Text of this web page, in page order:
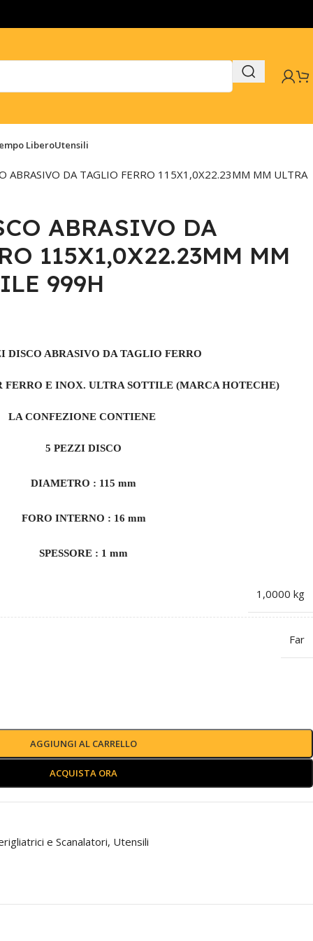
LiberoUtensili
ABRASIVO DA TAGLIO FERRO 115X1,0X22.23MM MM ULTRA
ABRASIVO DA
115X1,0X22.23MM MM
999H
DISCO ABRASIVO DA TAGLIO FERRO
FERRO E INOX. ULTRA SOTTILE (MARCA HOTECHE)
LA CONFEZIONE CONTIENE
5 PEZZI DISCO
DIAMETRO : 115 mm
FORO INTERNO : 16 mm
SPESSORE : 1 mm
1,0000 kg
Far
AGGIUNGI AL CARRELLO
ACQUISTA ORA
e Scanalatori, Utensili